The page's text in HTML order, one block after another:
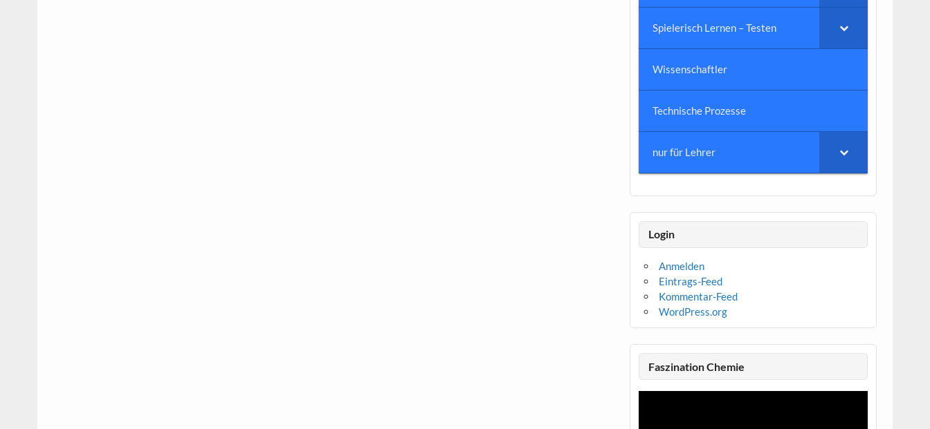
Spielerisch Lernen – Testen
Wissenschaftler
Technische Prozesse
nur für Lehrer
Login
Anmelden
Eintrags-Feed
Kommentar-Feed
WordPress.org
Faszination Chemie
Video-